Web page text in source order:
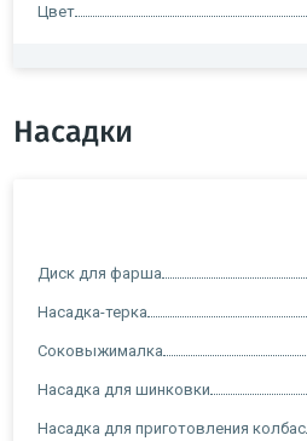
Цвет
Насадки
Диск для фарша
Насадка-терка
Соковыжималка
Насадка для шинковки
Насадка для приготовления колбас